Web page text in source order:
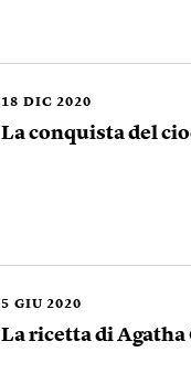
18 DIC 2020
La conquista del
5 GIU 2020
La ricetta di